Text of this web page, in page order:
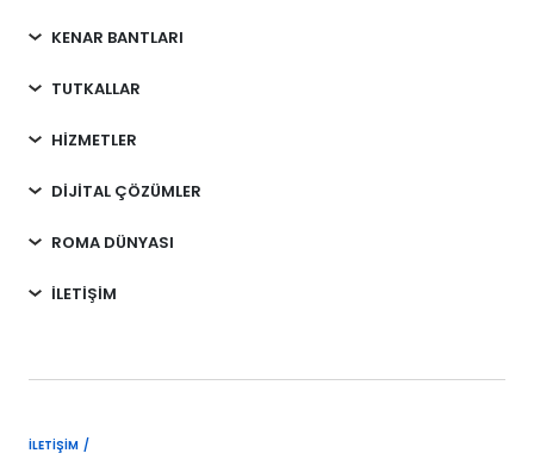
KENAR BANTLARI
TUTKALLAR
HİZMETLER
DİJİTAL ÇÖZÜMLER
ROMA DÜNYASI
İLETİŞİM
İLETIŞIM /